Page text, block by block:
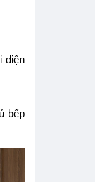
diện
bếp